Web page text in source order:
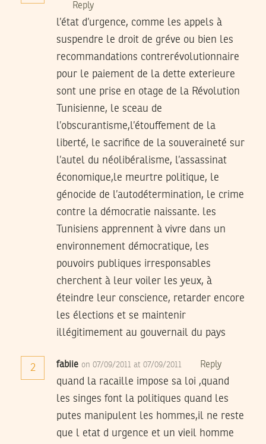
Reply
l’état d’urgence, comme les appels à
suspendre le droit de gréve ou bien les
recommandations contrerévolutionnaire
pour le paiement de la dette exterieure
sont une prise en otage de la Révolution
Tunisienne, le sceau de
l’obscurantisme,l’étouffement de la
liberté, le sacrifice de la souveraineté sur
l’autel du néolibéralisme, l’assassinat
économique,le meurtre politique, le
génocide de l’autodétermination, le crime
contre la démocratie naissante. les
Tunisiens apprennent à vivre dans un
environnement démocratique, les
pouvoirs publiques irresponsables
cherchent à leur voiler les yeux, à
éteindre leur conscience, retarder encore
les élections et se maintenir
illégitimement au gouvernail du pays
2 fabiie on 07/09/2011 at 07/09/2011 Reply
quand la racaille impose sa loi ,quand
les singes font la politiques quand les
putes manipulent les hommes,il ne reste
que l etat d urgence et un vieil homme